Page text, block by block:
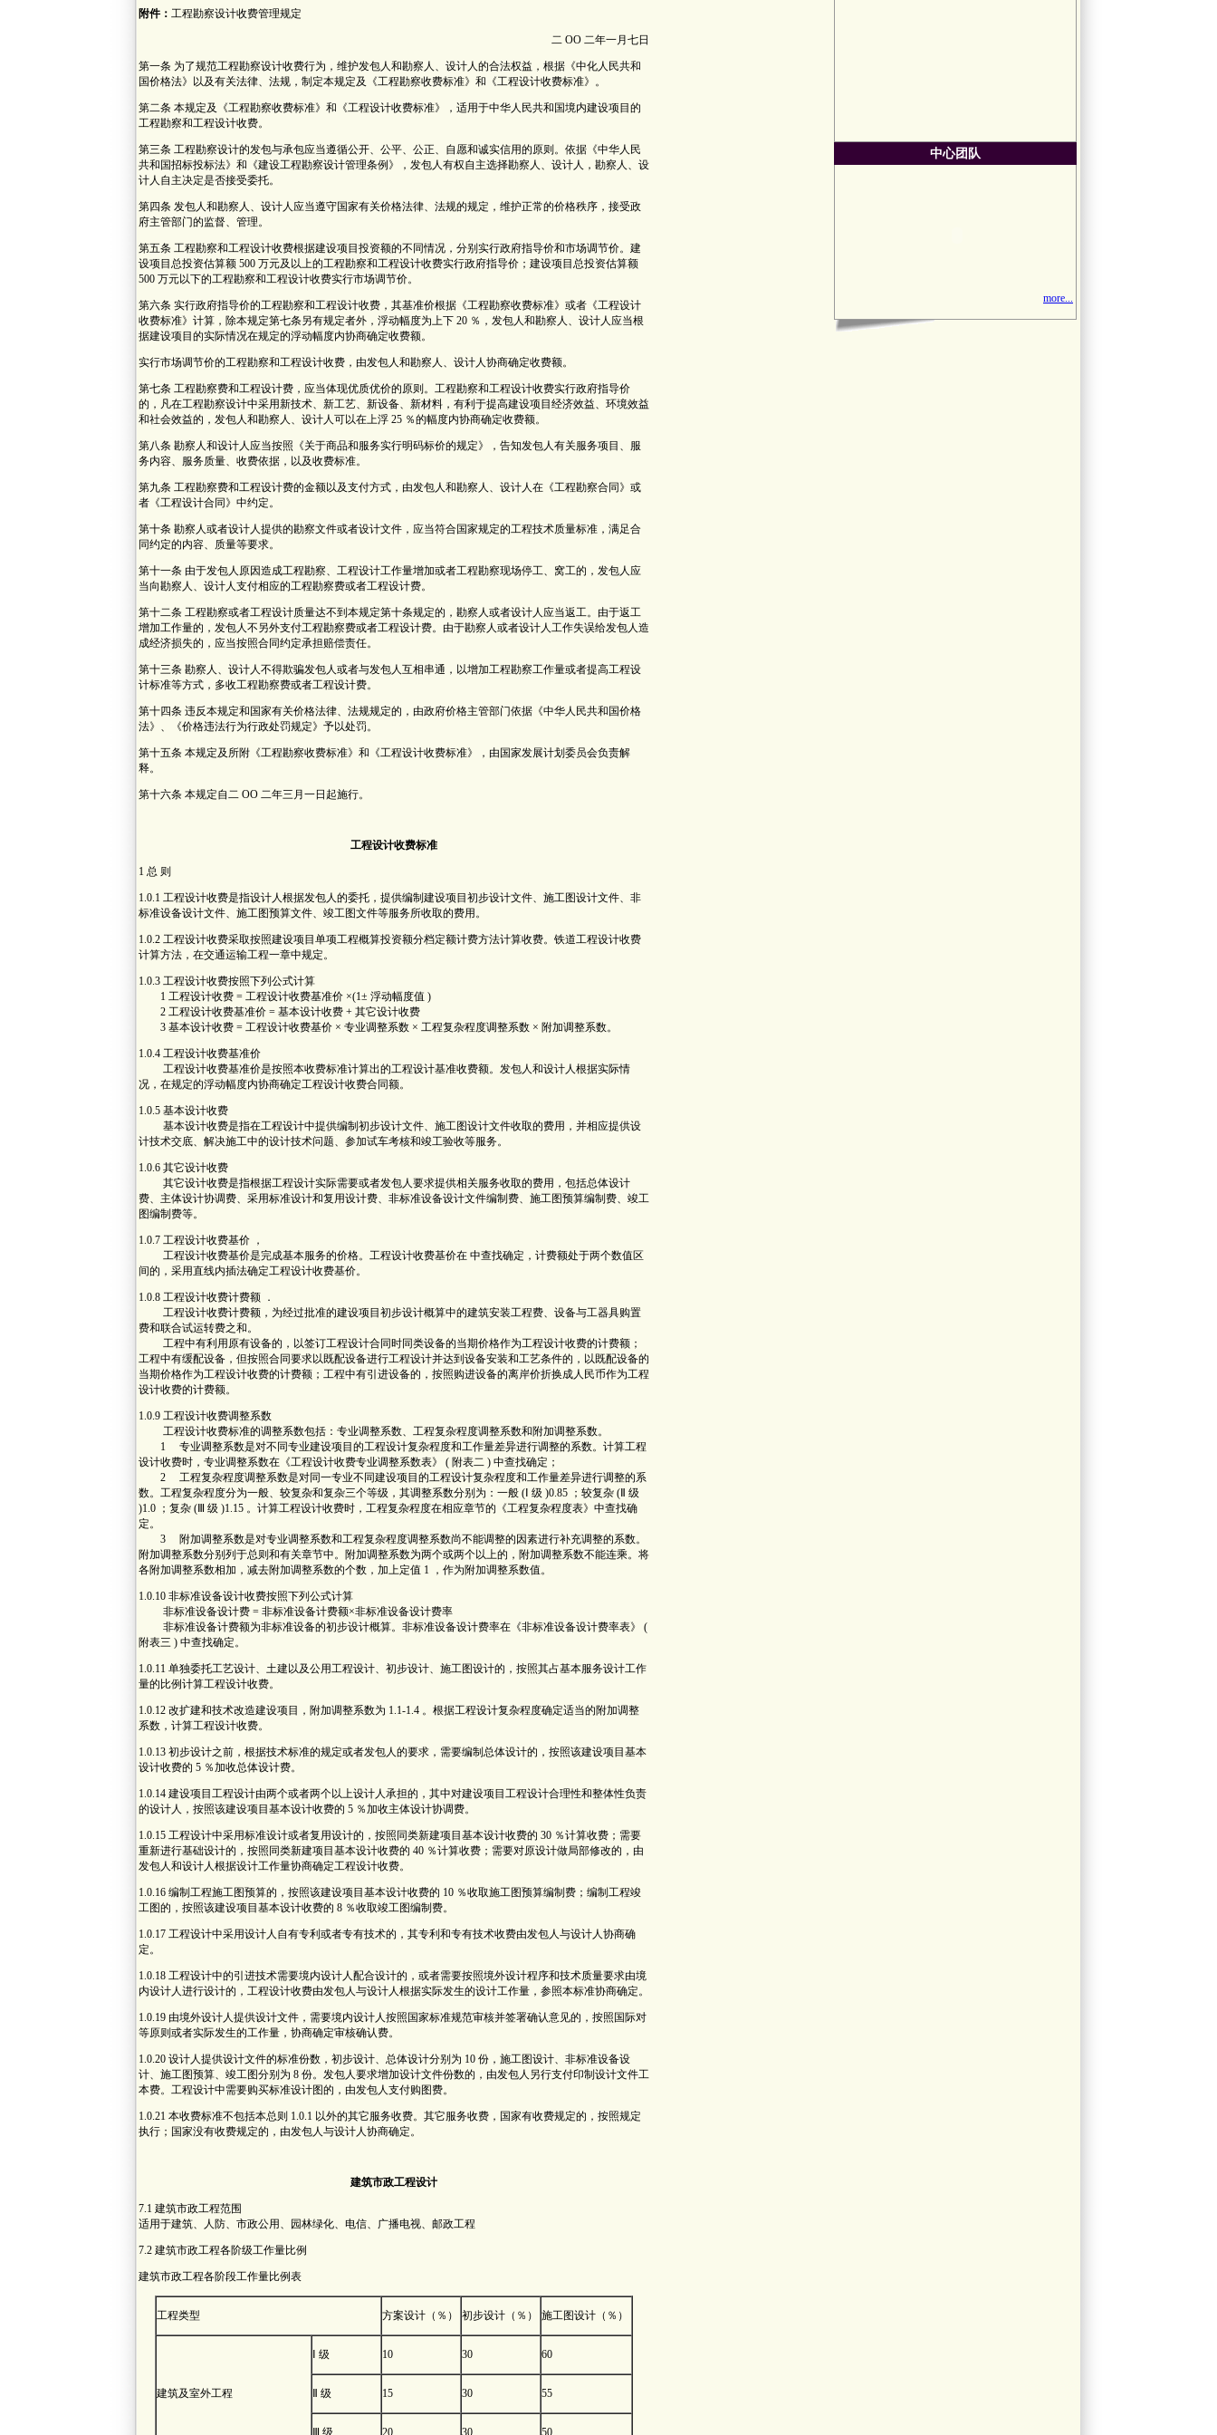
附件： 工程勘察设计收费管理规定
二 OO 二年一月七日
第一条 为了规范工程勘察设计收费行为，维护发包人和勘察人、设计人的合法权益，根据《中化人民共和
国价格法》以及有关法律、法规，制定本规定及《工程勘察收费标准》和《工程设计收费标准》。
第二条 本规定及《工程勘察收费标准》和《工程设计收费标准》，适用于中华人民共和国境内建设项目的
工程勘察和工程设计收费。
第三条 工程勘察设计的发包与承包应当遵循公开、公平、公正、自愿和诚实信用的原则。依据《中华人民
共和国招标投标法》和《建设工程勘察设计管理条例》，发包人有权自主选择勘察人、设计人，勘察人、设
计人自主决定是否接受委托。
第四条 发包人和勘察人、设计人应当遵守国家有关价格法律、法规的规定，维护正常的价格秩序，接受政
府主管部门的监督、管理。
第五条 工程勘察和工程设计收费根据建设项目投资额的不同情况，分别实行政府指导价和市场调节价。建
设项目总投资估算额 500 万元及以上的工程勘察和工程设计收费实行政府指导价；建设项目总投资估算额
500 万元以下的工程勘察和工程设计收费实行市场调节价。
第六条 实行政府指导价的工程勘察和工程设计收费，其基准价根据《工程勘察收费标准》或者《工程设计
收费标准》计算，除本规定第七条另有规定者外，浮动幅度为上下 20 ％，发包人和勘察人、设计人应当根
据建设项目的实际情况在规定的浮动幅度内协商确定收费额。
实行市场调节价的工程勘察和工程设计收费，由发包人和勘察人、设计人协商确定收费额。
第七条 工程勘察费和工程设计费，应当体现优质优价的原则。工程勘察和工程设计收费实行政府指导价
的，凡在工程勘察设计中采用新技术、新工艺、新设备、新材料，有利于提高建设项目经济效益、环境效益
和社会效益的，发包人和勘察人、设计人可以在上浮 25 ％的幅度内协商确定收费额。
第八条 勘察人和设计人应当按照《关于商品和服务实行明码标价的规定》，告知发包人有关服务项目、服
务内容、服务质量、收费依据，以及收费标准。
第九条 工程勘察费和工程设计费的金额以及支付方式，由发包人和勘察人、设计人在《工程勘察合同》或
者《工程设计合同》中约定。
第十条 勘察人或者设计人提供的勘察文件或者设计文件，应当符合国家规定的工程技术质量标准，满足合
同约定的内容、质量等要求。
第十一条 由于发包人原因造成工程勘察、工程设计工作量增加或者工程勘察现场停工、窝工的，发包人应
当向勘察人、设计人支付相应的工程勘察费或者工程设计费。
第十二条 工程勘察或者工程设计质量达不到本规定第十条规定的，勘察人或者设计人应当返工。由于返工
增加工作量的，发包人不另外支付工程勘察费或者工程设计费。由于勘察人或者设计人工作失误给发包人造
成经济损失的，应当按照合同约定承担赔偿责任。
第十三条 勘察人、设计人不得欺骗发包人或者与发包人互相串通，以增加工程勘察工作量或者提高工程设
计标准等方式，多收工程勘察费或者工程设计费。
第十四条 违反本规定和国家有关价格法律、法规规定的，由政府价格主管部门依据《中华人民共和国价格
法》、《价格违法行为行政处罚规定》予以处罚。
第十五条 本规定及所附《工程勘察收费标准》和《工程设计收费标准》，由国家发展计划委员会负责解
释。
第十六条 本规定自二 OO 二年三月一日起施行。
工程设计收费标准
1 总 则
1.0.1 工程设计收费是指设计人根据发包人的委托，提供编制建设项目初步设计文件、施工图设计文件、非
标准设备设计文件、施工图预算文件、竣工图文件等服务所收取的费用。
1.0.2 工程设计收费采取按照建设项目单项工程概算投资额分档定额计费方法计算收费。铁道工程设计收费
计算方法，在交通运输工程一章中规定。
1.0.3 工程设计收费按照下列公式计算
1 工程设计收费 = 工程设计收费基准价 ×(1± 浮动幅度值 )
2 工程设计收费基准价 = 基本设计收费 + 其它设计收费
3 基本设计收费 = 工程设计收费基价 × 专业调整系数 × 工程复杂程度调整系数 × 附加调整系数。
1.0.4 工程设计收费基准价
工程设计收费基准价是按照本收费标准计算出的工程设计基准收费额。发包人和设计人根据实际情
况，在规定的浮动幅度内协商确定工程设计收费合同额。
1.0.5 基本设计收费
基本设计收费是指在工程设计中提供编制初步设计文件、施工图设计文件收取的费用，并相应提供设
计技术交底、解决施工中的设计技术问题、参加试车考核和竣工验收等服务。
1.0.6 其它设计收费
其它设计收费是指根据工程设计实际需要或者发包人要求提供相关服务收取的费用，包括总体设计
费、主体设计协调费、采用标准设计和复用设计费、非标准设备设计文件编制费、施工图预算编制费、竣工
图编制费等。
1.0.7 工程设计收费基价 ，
工程设计收费基价是完成基本服务的价格。工程设计收费基价在 中查找确定，计费额处于两个数值区
间的，采用直线内插法确定工程设计收费基价。
1.0.8 工程设计收费计费额 ．
工程设计收费计费额，为经过批准的建设项目初步设计概算中的建筑安装工程费、设备与工器具购置
费和联合试运转费之和。
工程中有利用原有设备的，以签订工程设计合同时同类设备的当期价格作为工程设计收费的计费额；
工程中有缓配设备，但按照合同要求以既配设备进行工程设计并达到设备安装和工艺条件的，以既配设备的
当期价格作为工程设计收费的计费额；工程中有引进设备的，按照购进设备的离岸价折换成人民币作为工程
设计收费的计费额。
1.0.9 工程设计收费调整系数
工程设计收费标准的调整系数包括：专业调整系数、工程复杂程度调整系数和附加调整系数。
1 专业调整系数是对不同专业建设项目的工程设计复杂程度和工作量差异进行调整的系数。计算工程
设计收费时，专业调整系数在《工程设计收费专业调整系数表》 ( 附表二 ) 中查找确定；
2 工程复杂程度调整系数是对同一专业不同建设项目的工程设计复杂程度和工作量差异进行调整的系
数。工程复杂程度分为一般、较复杂和复杂三个等级，其调整系数分别为：一般 (Ⅰ 级 )0.85 ；较复杂 (Ⅱ 级
)1.0 ；复杂 (Ⅲ 级 )1.15 。计算工程设计收费时，工程复杂程度在相应章节的《工程复杂程度表》中查找确
定。
3 附加调整系数是对专业调整系数和工程复杂程度调整系数尚不能调整的因素进行补充调整的系数。
附加调整系数分别列于总则和有关章节中。附加调整系数为两个或两个以上的，附加调整系数不能连乘。将
各附加调整系数相加，减去附加调整系数的个数，加上定值 1 ，作为附加调整系数值。
1.0.10 非标准设备设计收费按照下列公式计算
非标准设备设计费 = 非标准设备计费额×非标准设备设计费率
非标准设备计费额为非标准设备的初步设计概算。非标准设备设计费率在《非标准设备设计费率表》 (
附表三 ) 中查找确定。
1.0.11 单独委托工艺设计、土建以及公用工程设计、初步设计、施工图设计的，按照其占基本服务设计工作
量的比例计算工程设计收费。
1.0.12 改扩建和技术改造建设项目，附加调整系数为 1.1-1.4 。根据工程设计复杂程度确定适当的附加调整
系数，计算工程设计收费。
1.0.13 初步设计之前，根据技术标准的规定或者发包人的要求，需要编制总体设计的，按照该建设项目基本
设计收费的 5 ％加收总体设计费。
1.0.14 建设项目工程设计由两个或者两个以上设计人承担的，其中对建设项目工程设计合理性和整体性负责
的设计人，按照该建设项目基本设计收费的 5 ％加收主体设计协调费。
1.0.15 工程设计中采用标准设计或者复用设计的，按照同类新建项目基本设计收费的 30 ％计算收费；需要
重新进行基础设计的，按照同类新建项目基本设计收费的 40 ％计算收费；需要对原设计做局部修改的，由
发包人和设计人根据设计工作量协商确定工程设计收费。
1.0.16 编制工程施工图预算的，按照该建设项目基本设计收费的 10 ％收取施工图预算编制费；编制工程竣
工图的，按照该建设项目基本设计收费的 8 ％收取竣工图编制费。
1.0.17 工程设计中采用设计人自有专利或者专有技术的，其专利和专有技术收费由发包人与设计人协商确
定。
1.0.18 工程设计中的引进技术需要境内设计人配合设计的，或者需要按照境外设计程序和技术质量要求由境
内设计人进行设计的，工程设计收费由发包人与设计人根据实际发生的设计工作量，参照本标准协商确定。
1.0.19 由境外设计人提供设计文件，需要境内设计人按照国家标准规范审核并签署确认意见的，按照国际对
等原则或者实际发生的工作量，协商确定审核确认费。
1.0.20 设计人提供设计文件的标准份数，初步设计、总体设计分别为 10 份，施工图设计、非标准设备设
计、施工图预算、竣工图分别为 8 份。发包人要求增加设计文件份数的，由发包人另行支付印制设计文件工
本费。工程设计中需要购买标准设计图的，由发包人支付购图费。
1.0.21 本收费标准不包括本总则 1.0.1 以外的其它服务收费。其它服务收费，国家有收费规定的，按照规定
执行；国家没有收费规定的，由发包人与设计人协商确定。
建筑市政工程设计
7.1 建筑市政工程范围
适用于建筑、人防、市政公用、园林绿化、电信、广播电视、邮政工程
7.2 建筑市政工程各阶级工作量比例
建筑市政工程各阶段工作量比例表
工程类型 方案设计（％） 初步设计（％） 施工图设计（％）
建筑及室外工程
Ⅰ 级 10 30 60
Ⅱ 级 15 30 55
Ⅲ 级 20 30 50
中心团队
more...